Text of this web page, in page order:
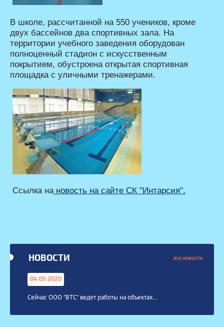
НОВОСТИ ВСЕ НОВОСТИ
04.05.2020
Сейчас ООО "ВТС" ведет работы на объектах...
В школе, рассчитанной на 550 учеников, кроме
двух бассейнов два спортивных зала. На
территории учебного заведения оборудован
полноценный стадион с искусственным
покрытием, обустроена открытая спортивная
площадка с уличными тренажерами.
Ссылка нановость на сайте СК "Интарсия".